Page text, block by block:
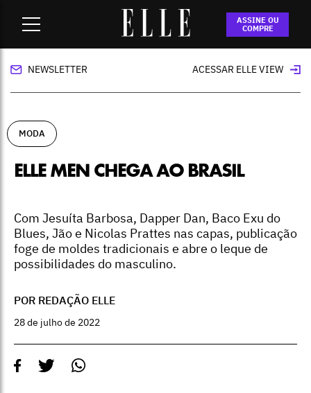
ASSINE OU
COMPRE
ELLE Men chega ao Brasil
NEWSLETTER ACESSAR ELLE VIEW
MODA
ELLE MEN CHEGA AO BRASIL
Com Jesuíta Barbosa, Dapper Dan, Baco Exu do
Blues, Jão e Nicolas Prattes nas capas, publicação
foge de moldes tradicionais e abre o leque de
possibilidades do masculino.
POR REDAÇÃO ELLE
28 de julho de 2022